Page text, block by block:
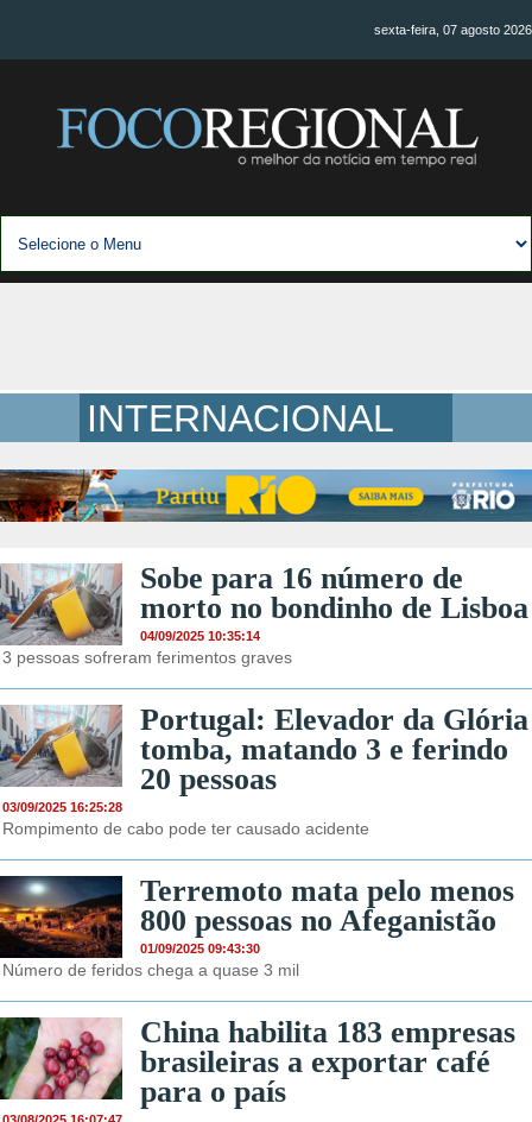
sexta-feira, 07 agosto 2026
INTERNACIONAL
Sobe para 16 número de
morto no bondinho de Lisboa
04/09/2025 10:35:14
3 pessoas sofreram ferimentos graves
Portugal: Elevador da Glória
tomba, matando 3 e ferindo
20 pessoas
03/09/2025 16:25:28
Rompimento de cabo pode ter causado acidente
Terremoto mata pelo menos
800 pessoas no Afeganistão
01/09/2025 09:43:30
Número de feridos chega a quase 3 mil
China habilita 183 empresas
brasileiras a exportar café
para o país